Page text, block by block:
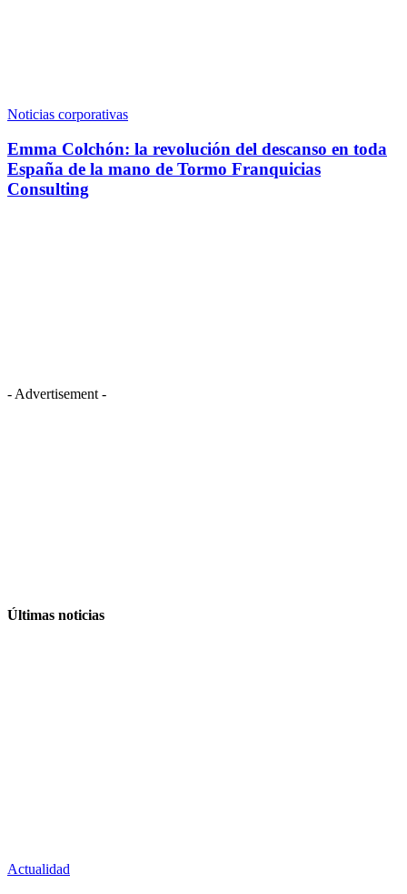
Noticias corporativas
Emma Colchón: la revolución del descanso en toda
España de la mano de Tormo Franquicias
Consulting
- Advertisement -
Últimas noticias
Actualidad